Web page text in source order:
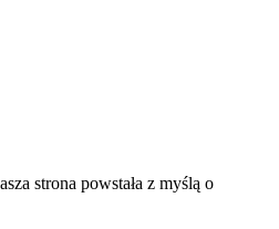
strona powstała z myślą o